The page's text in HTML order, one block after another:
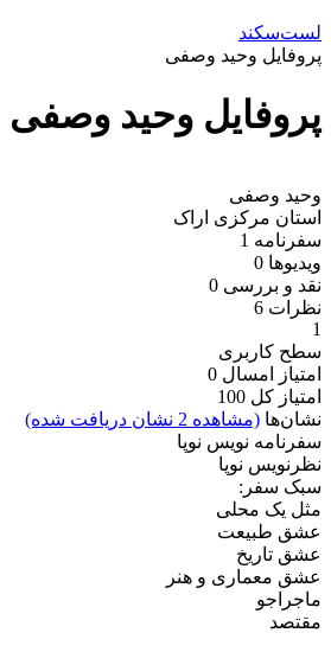
لست‌سکند
پروفایل وحید وصفی
پروفایل وحید وصفی
وحید وصفی
استان مرکزی اراک
سفرنامه 1
ویدیو‌ها 0
نقد و بررسی 0
نظرات 6
1
سطح کاربری
امتیاز امسال 0
امتیاز کل 100
نشان‌ها (مشاهده 2 نشان دریافت شده)
سفرنامه نویس نوپا
نظرنویس نوپا
سبک سفر:
مثل یک محلی
عشق طبیعت
عشق تاریخ
عشق معماری و هنر
ماجراجو
مقتصد